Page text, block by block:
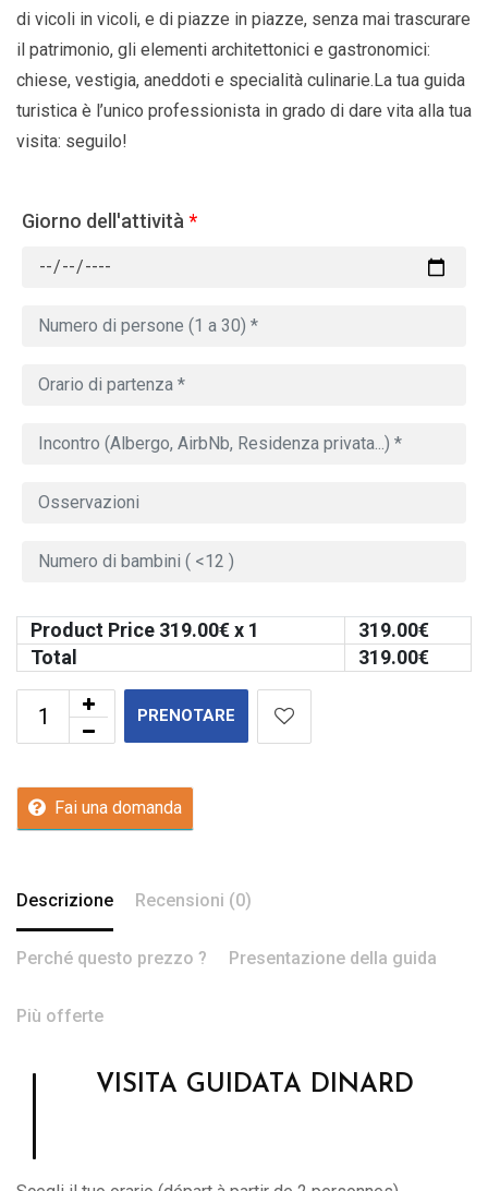
di vicoli in vicoli, e di piazze in piazze, senza mai trascurare
il patrimonio, gli elementi architettonici e gastronomici:
chiese, vestigia, aneddoti e specialità culinarie.La tua guida
turistica è l’unico professionista in grado di dare vita alla tua
visita: seguilo!
Giorno dell'attività *
Product Price 319.00€ x 1 319.00€
Total
319.00€
PRENOTARE
Fai una domanda
Descrizione Recensioni (0)
Perché questo prezzo ? Presentazione della guida
Più offerte
VISITA GUIDATA DINARD